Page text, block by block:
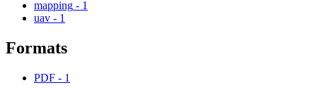
mapping - 1
uav - 1
Formats
PDF - 1